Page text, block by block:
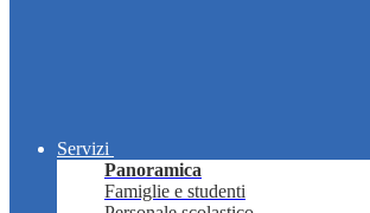
Servizi
Panoramica
Famiglie e studenti